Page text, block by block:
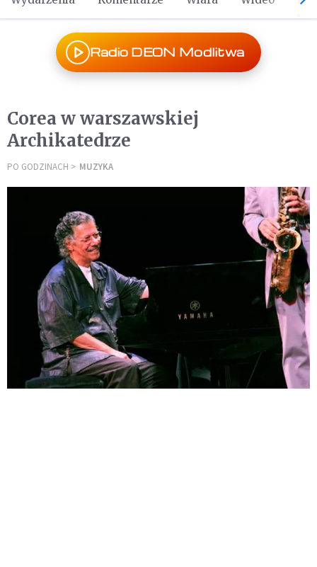
Radio DEON Modlitwa
Corea w warszawskiej
Archikatedrze
PO GODZINACH MUZYKA